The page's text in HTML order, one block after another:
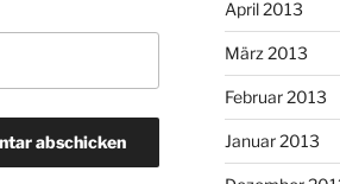
April 2013
März 2013
Februar 2013
Januar 2013